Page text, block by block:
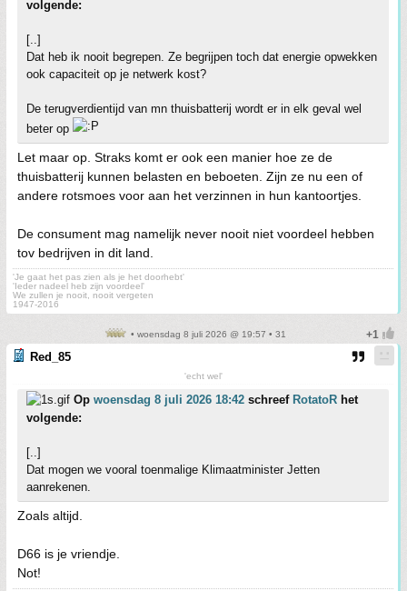
volgende:
[..]
Dat heb ik nooit begrepen. Ze begrijpen toch dat energie opwekken
ook capaciteit op je netwerk kost?
De terugverdientijd van mn thuisbatterij wordt er in elk geval wel
beter op
Let maar op. Straks komt er ook een manier hoe ze de
thuisbatterij kunnen belasten en beboeten. Zijn ze nu een of
andere rotsmoes voor aan het verzinnen in hun kantoortjes.
De consument mag namelijk never nooit niet voordeel hebben
tov bedrijven in dit land.
'Je gaat het pas zien als je het doorhebt'
'Ieder nadeel heb zijn voordeel'
We zullen je nooit, nooit vergeten
1947-2016
• woensdag 8 juli 2026 @ 19:57 • 31
Red_85
'echt wel'
Op woensdag 8 juli 2026 18:42 schreef RotatoR het
volgende:
[..]
Dat mogen we vooral toenmalige Klimaatminister Jetten
aanrekenen.
Zoals altijd.
D66 is je vriendje.
Not!